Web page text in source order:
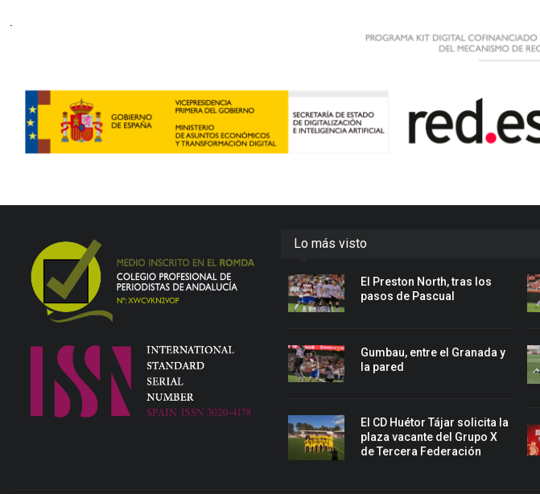
Lo más visto
El Preston North, tras los
pasos de Pascual
Gumbau, entre el Granada y
la pared
El CD Huétor Tájar solicita la
plaza vacante del Grupo X
de Tercera Federación